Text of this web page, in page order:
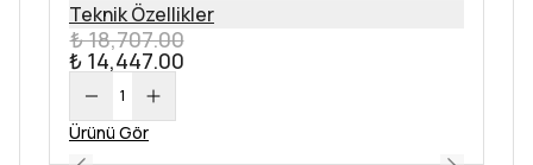
Teknik Özellikler
₺ 18,707.00
₺ 14,447.00
1
Ürünü Gör